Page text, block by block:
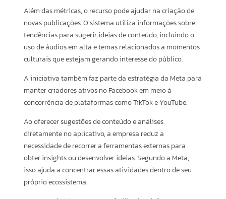
Além das métricas, o recurso pode ajudar na criação de
novas publicações. O sistema utiliza informações sobre
tendências para sugerir ideias de conteúdo, incluindo o
uso de áudios em alta e temas relacionados a momentos
culturais que estejam gerando interesse do público.
A iniciativa também faz parte da estratégia da Meta para
manter criadores ativos no Facebook em meio à
concorrência de plataformas como TikTok e YouTube.
Ao oferecer sugestões de conteúdo e análises
diretamente no aplicativo, a empresa reduz a
necessidade de recorrer a ferramentas externas para
obter insights ou desenvolver ideias. Segundo a Meta,
isso ajuda a concentrar essas atividades dentro de seu
próprio ecossistema.